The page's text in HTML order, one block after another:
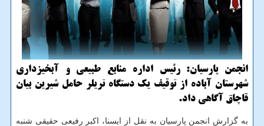
انجمن پارسیان: رئیس اداره منابع طبیعی و آبخیزداری
شهرستان آباده از توقیف یك دستگاه تریلر حامل شیرین بیان
قاچاق آگاهی داد.
به گزارش انجمن پارسیان به نقل از ایسنا، اكبر رفیعی حقیقی شنبه